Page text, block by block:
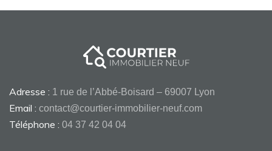
Adresse : 1 rue de l’Abbé-Boisard – 69007 Lyon
Email : contact@courtier-immobilier-neuf.com
Téléphone : 04 37 42 04 04